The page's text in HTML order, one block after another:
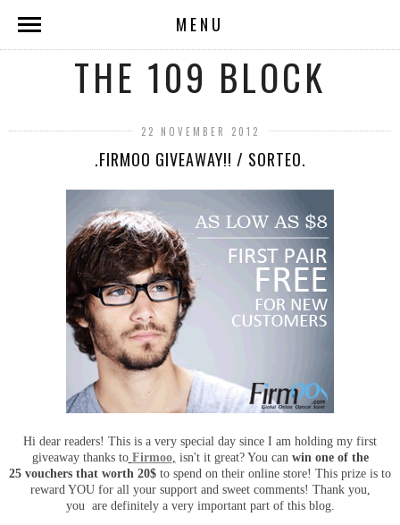
MENU
THE 109 BLOCK
22 NOVEMBER 2012
.FIRMOO GIVEAWAY!! / SORTEO.
Hi dear readers! This is a very special day since I am holding my first
giveaway thanks to Firmoo, isn't it great? You can win one of the
25 vouchers that worth 20$ to spend on their online store! This prize is to
reward YOU for all your support and sweet comments! Thank you,
you are definitely a very important part of this blog.